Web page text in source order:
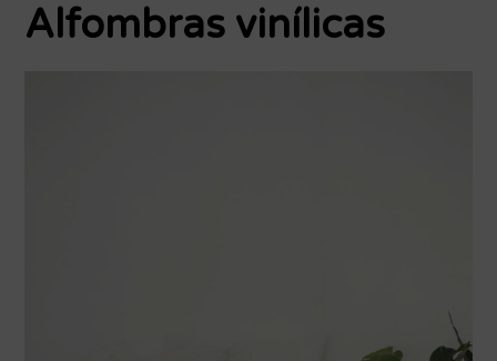
Alfombras vinílicas